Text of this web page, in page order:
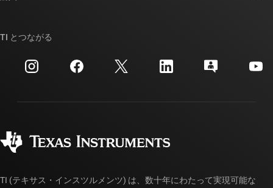
投資家向け情報
製造
クロスリファレンス検索
カスタマー・サポート・センター
myTI アカウントの FAQ
ご注文に関する FAQ
TI とつながる
TI (テキサス・インスツルメンツ) は、数十年にわたって実現可能な